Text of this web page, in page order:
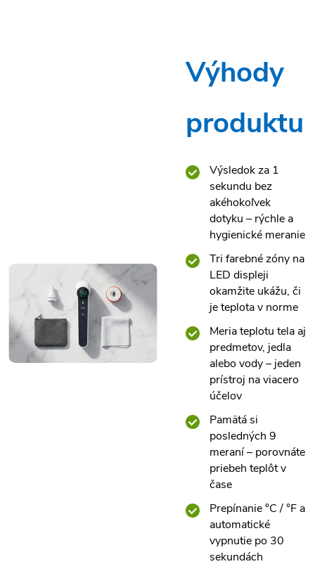
Výhody
produktu
Výsledok za 1
sekundu bez
akéhokoľvek
dotyku – rýchle a
hygienické meranie
Tri farebné zóny na
LED displeji
okamžite ukážu, či
je teplota v norme
Meria teplotu tela aj
predmetov, jedla
alebo vody – jeden
prístroj na viacero
účelov
Pamätá si
posledných 9
meraní – porovnáte
priebeh teplôt v
čase
Prepínanie °C / °F a
automatické
vypnutie po 30
sekundách